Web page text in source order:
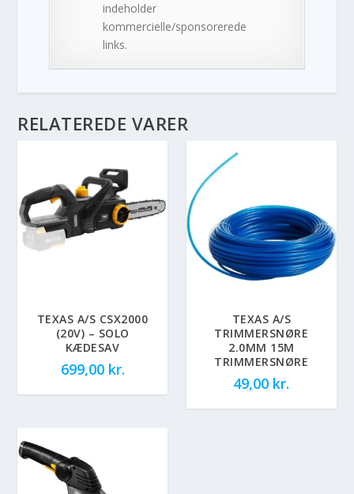
indeholder
kommercielle/sponsorerede
links.
RELATEREDE VARER
TEXAS A/S CSX2000
(20V) – SOLO
KÆDESAV
699,00 kr.
TEXAS A/S
TRIMMERSNØRE
2.0MM 15M
TRIMMERSNØRE
49,00 kr.